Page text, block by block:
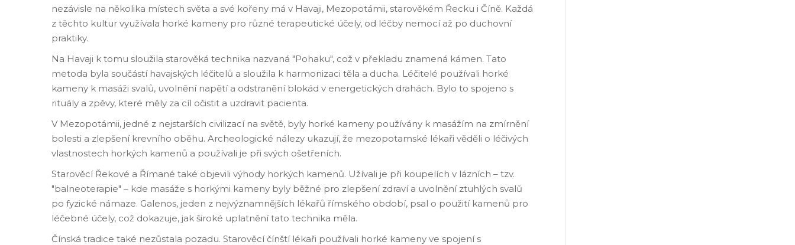
nezávisle na několika místech světa a své kořeny má v Havaji, Mezopotámii, starověkém Řecku i Číně. Každá
z těchto kultur využívala horké kameny pro různé terapeutické účely, od léčby nemocí až po duchovní
praktiky.
Na Havaji k tomu sloužila starověká technika nazvaná "Pohaku", což v překladu znamená kámen. Tato
metoda byla součástí havajských léčitelů a sloužila k harmonizaci těla a ducha. Léčitelé používali horké
kameny k masáži svalů, uvolnění napětí a odstranění blokád v energetických drahách. Bylo to spojeno s
rituály a zpěvy, které měly za cíl očistit a uzdravit pacienta.
V Mezopotámii, jedné z nejstarších civilizací na světě, byly horké kameny používány k masážím na zmírnění
bolesti a zlepšení krevního oběhu. Archeologické nálezy ukazují, že mezopotamské lékaři věděli o léčivých
vlastnostech horkých kamenů a používali je při svých ošetřeních.
Starověcí Řekové a Římané také objevili výhody horkých kamenů. Užívali je při koupelích v lázních – tzv.
"balneoterapie" – kde masáže s horkými kameny byly běžné pro zlepšení zdraví a uvolnění ztuhlých svalů
po fyzické námaze. Galenos, jeden z nejvýznamnějších lékařů římského období, psal o použití kamenů pro
léčebné účely, což dokazuje, jak široké uplatnění tato technika měla.
Čínská tradice také nezůstala pozadu. Starověcí čínští lékaři používali horké kameny ve spojení s